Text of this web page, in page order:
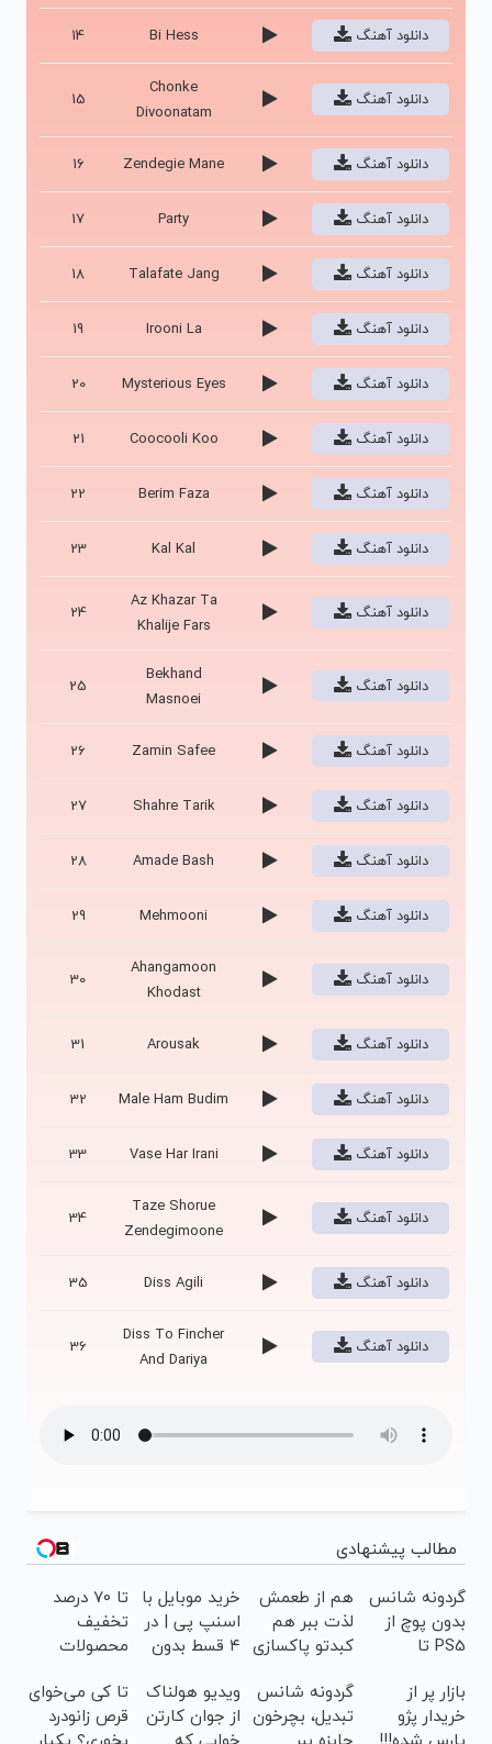
14 Bi Hess دانلود آهنگ
15
Chonke
Divoonatam
دانلود آهنگ
16 Zendegie Mane دانلود آهنگ
17 Party دانلود آهنگ
18 Talafate Jang دانلود آهنگ
19 Irooni La دانلود آهنگ
20 Mysterious Eyes دانلود آهنگ
21 Coocooli Koo دانلود آهنگ
22 Berim Faza دانلود آهنگ
23 Kal Kal دانلود آهنگ
24
Az Khazar Ta
Khalije Fars
دانلود آهنگ
25
Bekhand
Masnoei
دانلود آهنگ
26 Zamin Safee دانلود آهنگ
27 Shahre Tarik دانلود آهنگ
28 Amade Bash دانلود آهنگ
29 Mehmooni دانلود آهنگ
30
Ahangamoon
Khodast
دانلود آهنگ
31 Arousak دانلود آهنگ
32 Male Ham Budim دانلود آهنگ
33 Vase Har Irani دانلود آهنگ
34
Taze Shorue
Zendegimoone
دانلود آهنگ
35 Diss Agili دانلود آهنگ
36
Diss To Fincher
And Dariya
دانلود آهنگ
مطالب پیشنهادی
گردونه شانس
بدون پوچ از
PS5 تا
بیت کوین 🔥
هم از طعمش
لذت ببر هم
کبدتو پاکسازی
ویژه)
خرید موبایل با
اسنپ پی | در
۴ قسط بدون
تا 70 درصد
تخفیف
محصولات
خرید در 4
قسط
بازار پر از
خریدار پژو
گردونه شانس
تبدیل، بچرخون
ویدیو هولناک
از جوان کارتن
تا کی می‌خوای
قرص زانودرد